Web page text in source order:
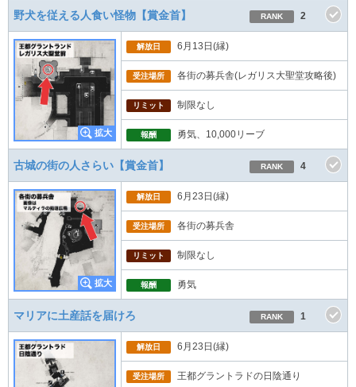
野犬を従える人食い怪物【賞金首】 RANK 2
解放日 6月13日(縁)
受注場所 各街の募兵舎(レガリス大聖堂攻略後)
リミット 制限なし
報酬 勇気、10,000リーブ
古城の街の人さらい【賞金首】 RANK 4
解放日 6月23日(縁)
受注場所 各街の募兵舎
リミット 制限なし
報酬 勇気
マリアに土産話を届けろ RANK 1
解放日 6月23日(縁)
受注場所 王都グラントラドの日陰通り